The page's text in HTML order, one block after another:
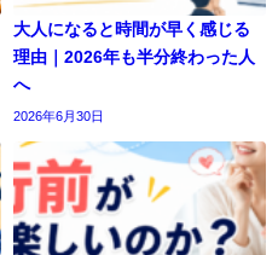
大人になると時間が早く感じる
理由｜2026年も半分終わった人
へ
2026年6月30日